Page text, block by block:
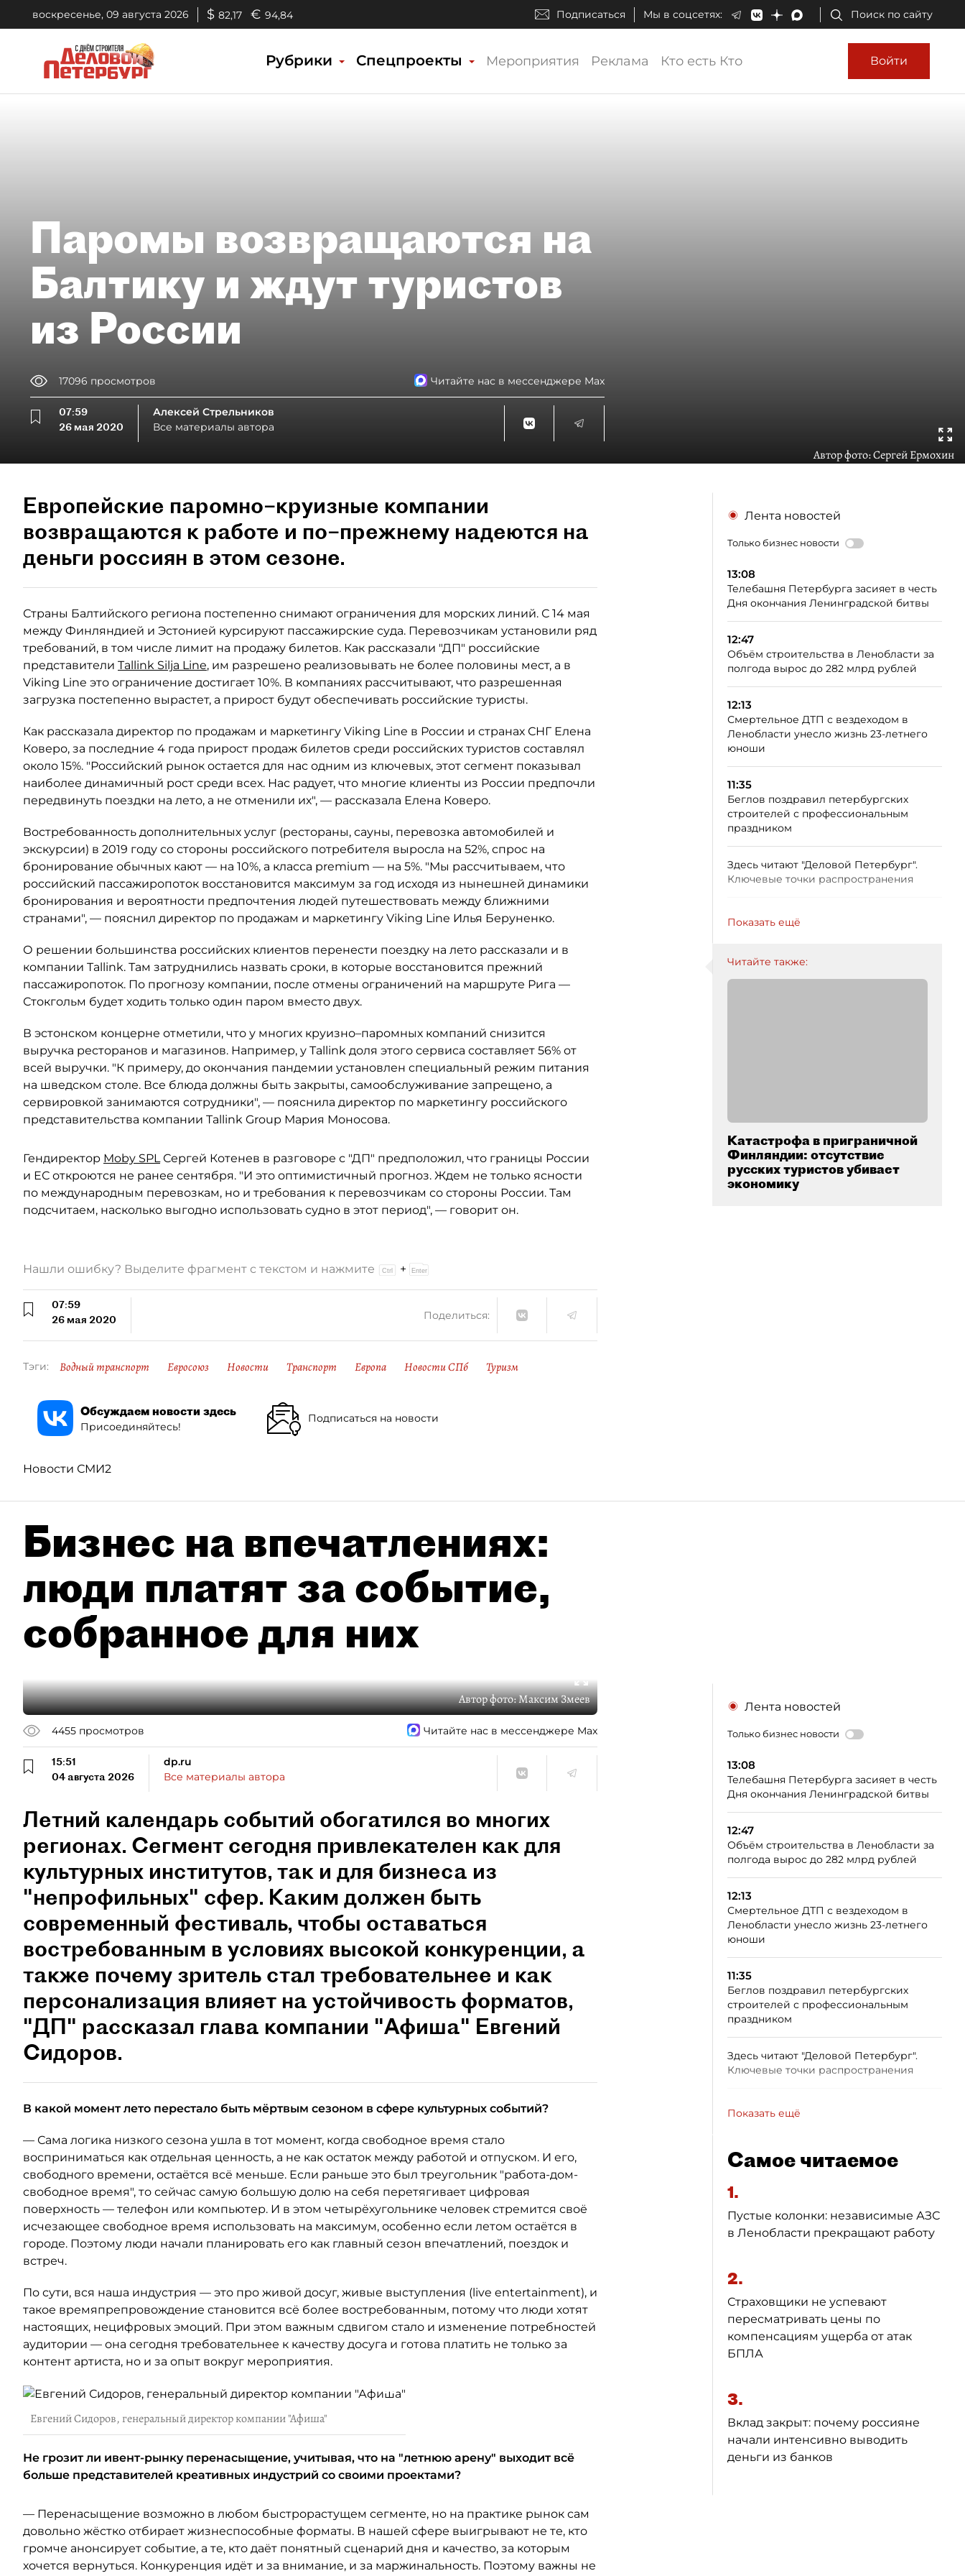
воскресенье, 09 августа 2026 $ 82,17 € 94,84 Подписаться Мы в соцсетях: Поиск по сайту
Рубрики Спецпроекты Мероприятия Реклама Кто есть Кто Войти
Паромы возвращаются на
Балтику и ждут туристов
из России
17096 просмотров Читайте нас в мессенджере Max
07:59
26 мая 2020
Алексей Стрельников
Все материалы автора
Автор фото:Сергей Ермохин
Европейские паромно–круизные компании
возвращаются к работе и по–прежнему надеются на
деньги россиян в этом сезоне.
Страны Балтийского региона постепенно снимают ограничения для морских линий. С 14 мая
между Финляндией и Эстонией курсируют пассажирские суда. Перевозчикам установили ряд
требований, в том числе лимит на продажу билетов. Как рассказали "ДП" российские
представители Tallink Silja Line, им разрешено реализовывать не более половины мест, а в
Viking Line это ограничение достигает 10%. В компаниях рассчитывают, что разрешенная
загрузка постепенно вырастет, а прирост будут обеспечивать российские туристы.
Как рассказала директор по продажам и маркетингу Viking Line в России и странах СНГ Елена
Коверо, за последние 4 года прирост продаж билетов среди российских туристов составлял
около 15%. "Российский рынок остается для нас одним из ключевых, этот сегмент показывал
наиболее динамичный рост среди всех. Нас радует, что многие клиенты из России предпочли
передвинуть поездки на лето, а не отменили их", — рассказала Елена Коверо.
Востребованность дополнительных услуг (рестораны, сауны, перевозка автомобилей и
экскурсии) в 2019 году со стороны российского потребителя выросла на 52%, спрос на
бронирование обычных кают — на 10%, а класса premium — на 5%. "Мы рассчитываем, что
российский пассажиропоток восстановится максимум за год исходя из нынешней динамики
бронирования и вероятности предпочтения людей путешествовать между ближними
странами", — пояснил директор по продажам и маркетингу Viking Line Илья Беруненко.
О решении большинства российских клиентов перенести поездку на лето рассказали и в
компании Tallink. Там затруднились назвать сроки, в которые восстановится прежний
пассажиропоток. По прогнозу компании, после отмены ограничений на маршруте Рига —
Стокгольм будет ходить только один паром вместо двух.
В эстонском концерне отметили, что у многих круизно–паромных компаний снизится
выручка ресторанов и магазинов. Например, у Tallink доля этого сервиса составляет 56% от
всей выручки. "К примеру, до окончания пандемии установлен специальный режим питания
на шведском столе. Все блюда должны быть закрыты, самообслуживание запрещено, а
сервировкой занимаются сотрудники", — пояснила директор по маркетингу российского
представительства компании Tallink Group Мария Моносова.
Гендиректор Moby SPLСергей Котенев в разговоре с "ДП" предположил, что границы России
и ЕС откроются не ранее сентября. "И это оптимистичный прогноз. Ждем не только ясности
по международным перевозкам, но и требования к перевозчикам со стороны России. Там
подсчитаем, насколько выгодно использовать судно в этот период", — говорит он.
Лента новостей
Только бизнес новости
13:08
Телебашня Петербурга засияет в честь
Дня окончания Ленинградской битвы
12:47
Объём строительства в Ленобласти за
полгода вырос до 282 млрд рублей
12:13
Смертельное ДТП с вездеходом в
Ленобласти унесло жизнь 23-летнего
юноши
11:35
Беглов поздравил петербургских
строителей с профессиональным
праздником
Здесь читают "Деловой Петербург".
Ключевые точки распространения
Показать ещё
Читайте также:
Катастрофа в приграничной
Финляндии: отсутствие
русских туристов убивает
экономику
Нашли ошибку? Выделите фрагмент с текстом и нажмите +
07:59
26 мая 2020
Поделиться:
Тэги: Водный транспорт Евросоюз Новости Транспорт Европа Новости СПб Туризм
Обсуждаем новости здесь
Присоединяйтесь!
Подписаться на новости
Новости СМИ2
Бизнес на впечатлениях:
люди платят за событие,
собранное для них
Автор фото:Максим Змеев
4455 просмотров Читайте нас в мессенджере Max
15:51
04 августа 2026
dp.ru
Все материалы автора
Летний календарь событий обогатился во многих
регионах. Сегмент сегодня привлекателен как для
культурных институтов, так и для бизнеса из
"непрофильных" сфер. Каким должен быть
современный фестиваль, чтобы оставаться
востребованным в условиях высокой конкуренции, а
также почему зритель стал требовательнее и как
персонализация влияет на устойчивость форматов,
"ДП" рассказал глава компании "Афиша" Евгений
Сидоров.
В какой момент лето перестало быть мёртвым сезоном в сфере культурных событий?
— Сама логика низкого сезона ушла в тот момент, когда свободное время стало
восприниматься как отдельная ценность, а не как остаток между работой и отпуском. И его,
свободного времени, остаётся всё меньше. Если раньше это был треугольник "работа-дом-
свободное время", то сейчас самую большую долю на себя перетягивает цифровая
поверхность — телефон или компьютер. И в этом четырёхугольнике человек стремится своё
исчезающее свободное время использовать на максимум, особенно если летом остаётся в
городе. Поэтому люди начали планировать его как главный сезон впечатлений, поездок и
встреч.
По сути, вся наша индустрия — это про живой досуг, живые выступления (live entertainment), и
такое времяпрепровождение становится всё более востребованным, потому что люди хотят
настоящих, нецифровых эмоций. При этом важным сдвигом стало и изменение потребностей
аудитории — она сегодня требовательнее к качеству досуга и готова платить не только за
контент артиста, но и за опыт вокруг мероприятия.
Евгений Сидоров, генеральный директор компании "Афиша"
Не грозит ли ивент-рынку перенасыщение, учитывая, что на "летнюю арену" выходит всё
больше представителей креативных индустрий со своими проектами?
— Перенасыщение возможно в любом быстрорастущем сегменте, но на практике рынок сам
довольно жёстко отбирает жизнеспособные форматы. В нашей сфере выигрывают не те, кто
громче анонсирует событие, а те, кто даёт понятный сценарий дня и качество, за которым
хочется вернуться. Конкуренция идёт и за внимание, и за маржинальность. Поэтому важны не
Лента новостей
Только бизнес новости
13:08
Телебашня Петербурга засияет в честь
Дня окончания Ленинградской битвы
12:47
Объём строительства в Ленобласти за
полгода вырос до 282 млрд рублей
12:13
Смертельное ДТП с вездеходом в
Ленобласти унесло жизнь 23-летнего
юноши
11:35
Беглов поздравил петербургских
строителей с профессиональным
праздником
Здесь читают "Деловой Петербург".
Ключевые точки распространения
Показать ещё
Самое читаемое
1.
Пустые колонки: независимые АЗС
в Ленобласти прекращают работу
2.
Страховщики не успевают
пересматривать цены по
компенсациям ущерба от атак
БПЛА
3.
Вклад закрыт: почему россияне
начали интенсивно выводить
деньги из банков